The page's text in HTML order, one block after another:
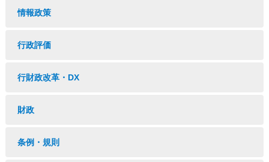
情報政策
行政評価
行財政改革・DX
財政
条例・規則